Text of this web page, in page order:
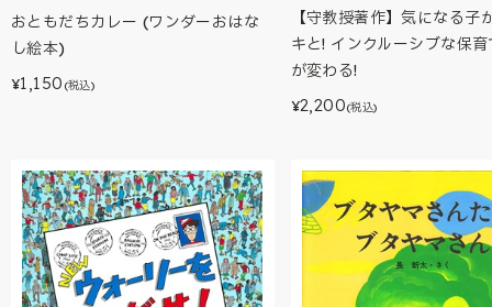
おともだちカレー (ワンダーおはな
し絵本)
¥1,150 (税込)
【守教授著作】気になる子
キと! インクルーシブな保
が変わる!
¥2,200(税込)